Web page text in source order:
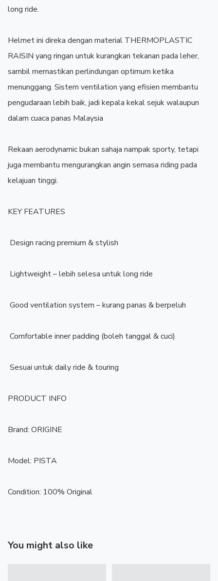
long ride.
Helmet ini direka dengan material THERMOPLASTIC
RAISIN yang ringan untuk kurangkan tekanan pada leher,
sambil memastikan perlindungan optimum ketika
menunggang. Sistem ventilation yang efisien membantu
pengudaraan lebih baik, jadi kepala kekal sejuk walaupun
dalam cuaca panas Malaysia ️
Rekaan aerodynamic bukan sahaja nampak sporty, tetapi
juga membantu mengurangkan angin semasa riding pada
kelajuan tinggi.
KEY FEATURES
️ Design racing premium & stylish
️ Lightweight – lebih selesa untuk long ride
️ Good ventilation system – kurang panas & berpeluh
️ Comfortable inner padding (boleh tanggal & cuci)
️ Sesuai untuk daily ride & touring
PRODUCT INFO
Brand: ORIGINE
Model: PISTA
Condition: 100% Original
You might also like